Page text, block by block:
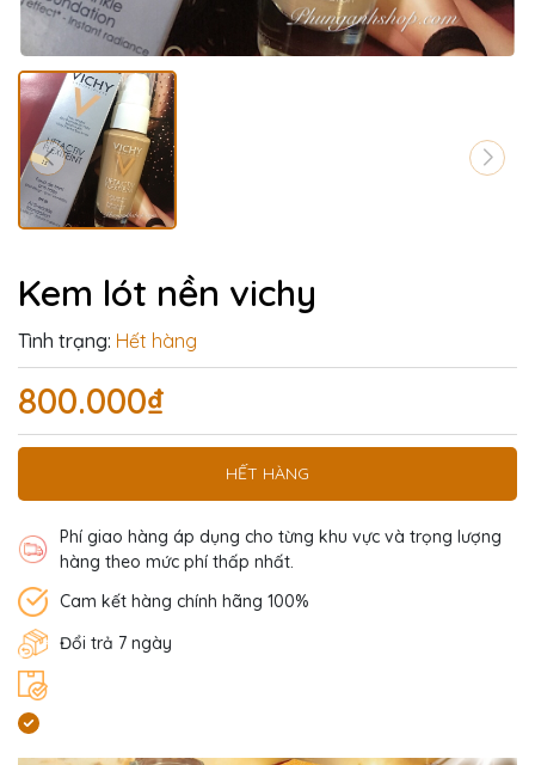
Kem lót nền vichy
Tình trạng: Hết hàng
800.000₫
HẾT HÀNG
Phí giao hàng áp dụng cho từng khu vực và trọng lượng
hàng theo mức phí thấp nhất.
Cam kết hàng chính hãng 100%
Đổi trả 7 ngày